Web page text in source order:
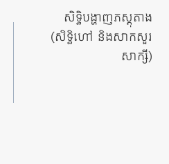
សិទ្ធិបង្ហាញភស្តុតាង
(សិទ្ធិហៅ និងសាកសួរ
សាក្សី)